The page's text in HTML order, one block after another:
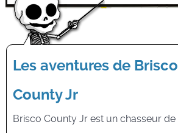
Les aventures de Brisco
County Jr
Brisco County Jr est un chasseur de